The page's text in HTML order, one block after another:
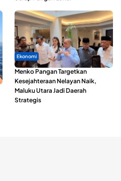
Ekonomi
Menko Pangan Targetkan
Kesejahteraan Nelayan Naik,
Maluku Utara Jadi Daerah
Strategis